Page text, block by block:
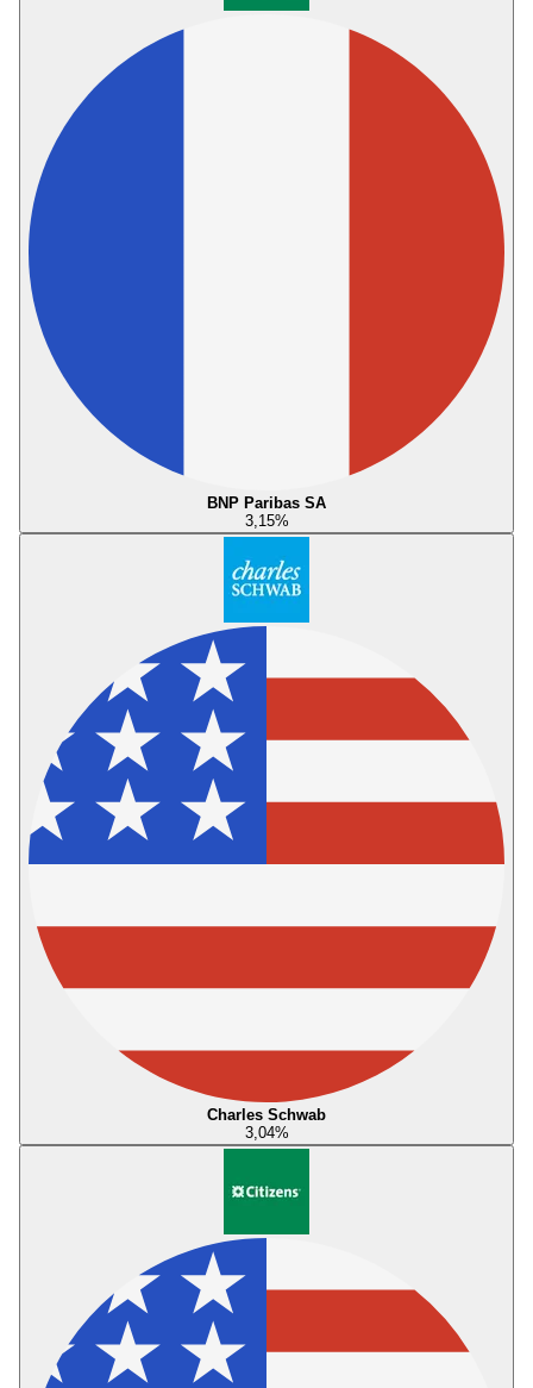
BNP Paribas SA
3,15%
Charles Schwab
3,04%